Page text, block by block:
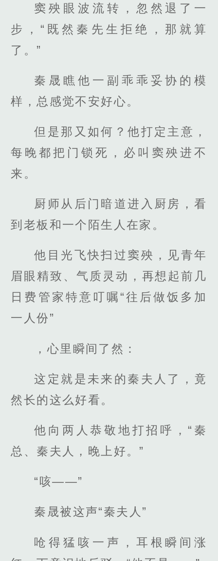
窦殃眼波流转，忽然退了一
步，“既然秦先生拒绝，那就算
了。”
秦晟瞧他一副乖乖妥协的模
样，总感觉不安好心。
但是那又如何？他打定主意，
每晚都把门锁死，必叫窦殃进不
来。
厨师从后门暗道进入厨房，看
到老板和一个陌生人在家。
他目光飞快扫过窦殃，见青年
眉眼精致、气质灵动，再想起前几
日费管家特意叮嘱“往后做饭多加
一人份”
，心里瞬间了然：
这定就是未来的秦夫人了，竟
然长的这么好看。
他向两人恭敬地打招呼，“秦
总、秦夫人，晚上好。”
“咳——”
秦晟被这声“秦夫人”
呛得猛咳一声，耳根瞬间涨